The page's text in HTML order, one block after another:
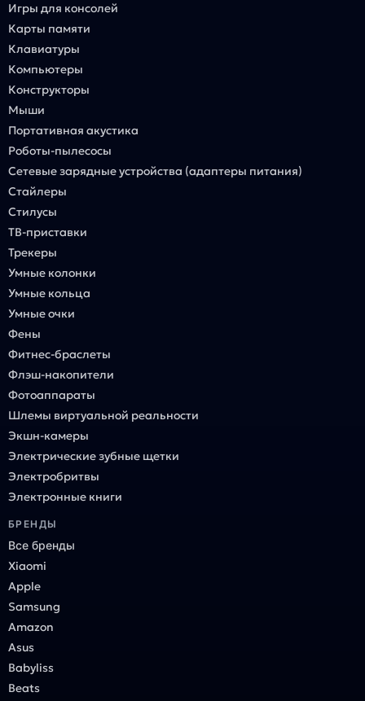
Игры для консолей
Карты памяти
Клавиатуры
Компьютеры
Конструкторы
Мыши
Портативная акустика
Роботы-пылесосы
Сетевые зарядные устройства (адаптеры питания)
Стайлеры
Стилусы
ТВ-приставки
Трекеры
Умные колонки
Умные кольца
Умные очки
Фены
Фитнес-браслеты
Флэш-накопители
Фотоаппараты
Шлемы виртуальной реальности
Экшн-камеры
Электрические зубные щетки
Электробритвы
Электронные книги
БРЕНДЫ
Все бренды
Xiaomi
Apple
Samsung
Amazon
Asus
Babyliss
Beats